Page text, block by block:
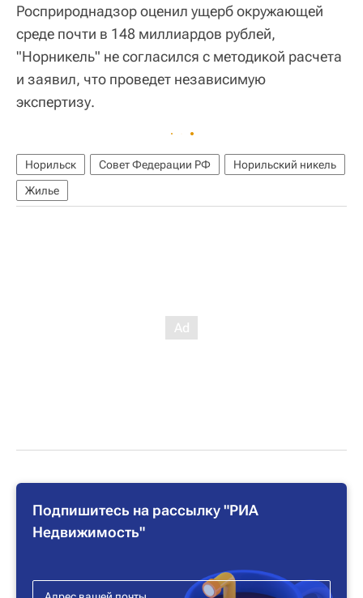
Росприроднадзор оценил ущерб окружающей
среде почти в 148 миллиардов рублей,
"Норникель" не согласился с методикой расчета
и заявил, что проведет независимую
экспертизу.
Норильск Совет Федерации РФ
Норильский никель
Жилье
Подпишитесь на рассылку "РИА
Недвижимость"